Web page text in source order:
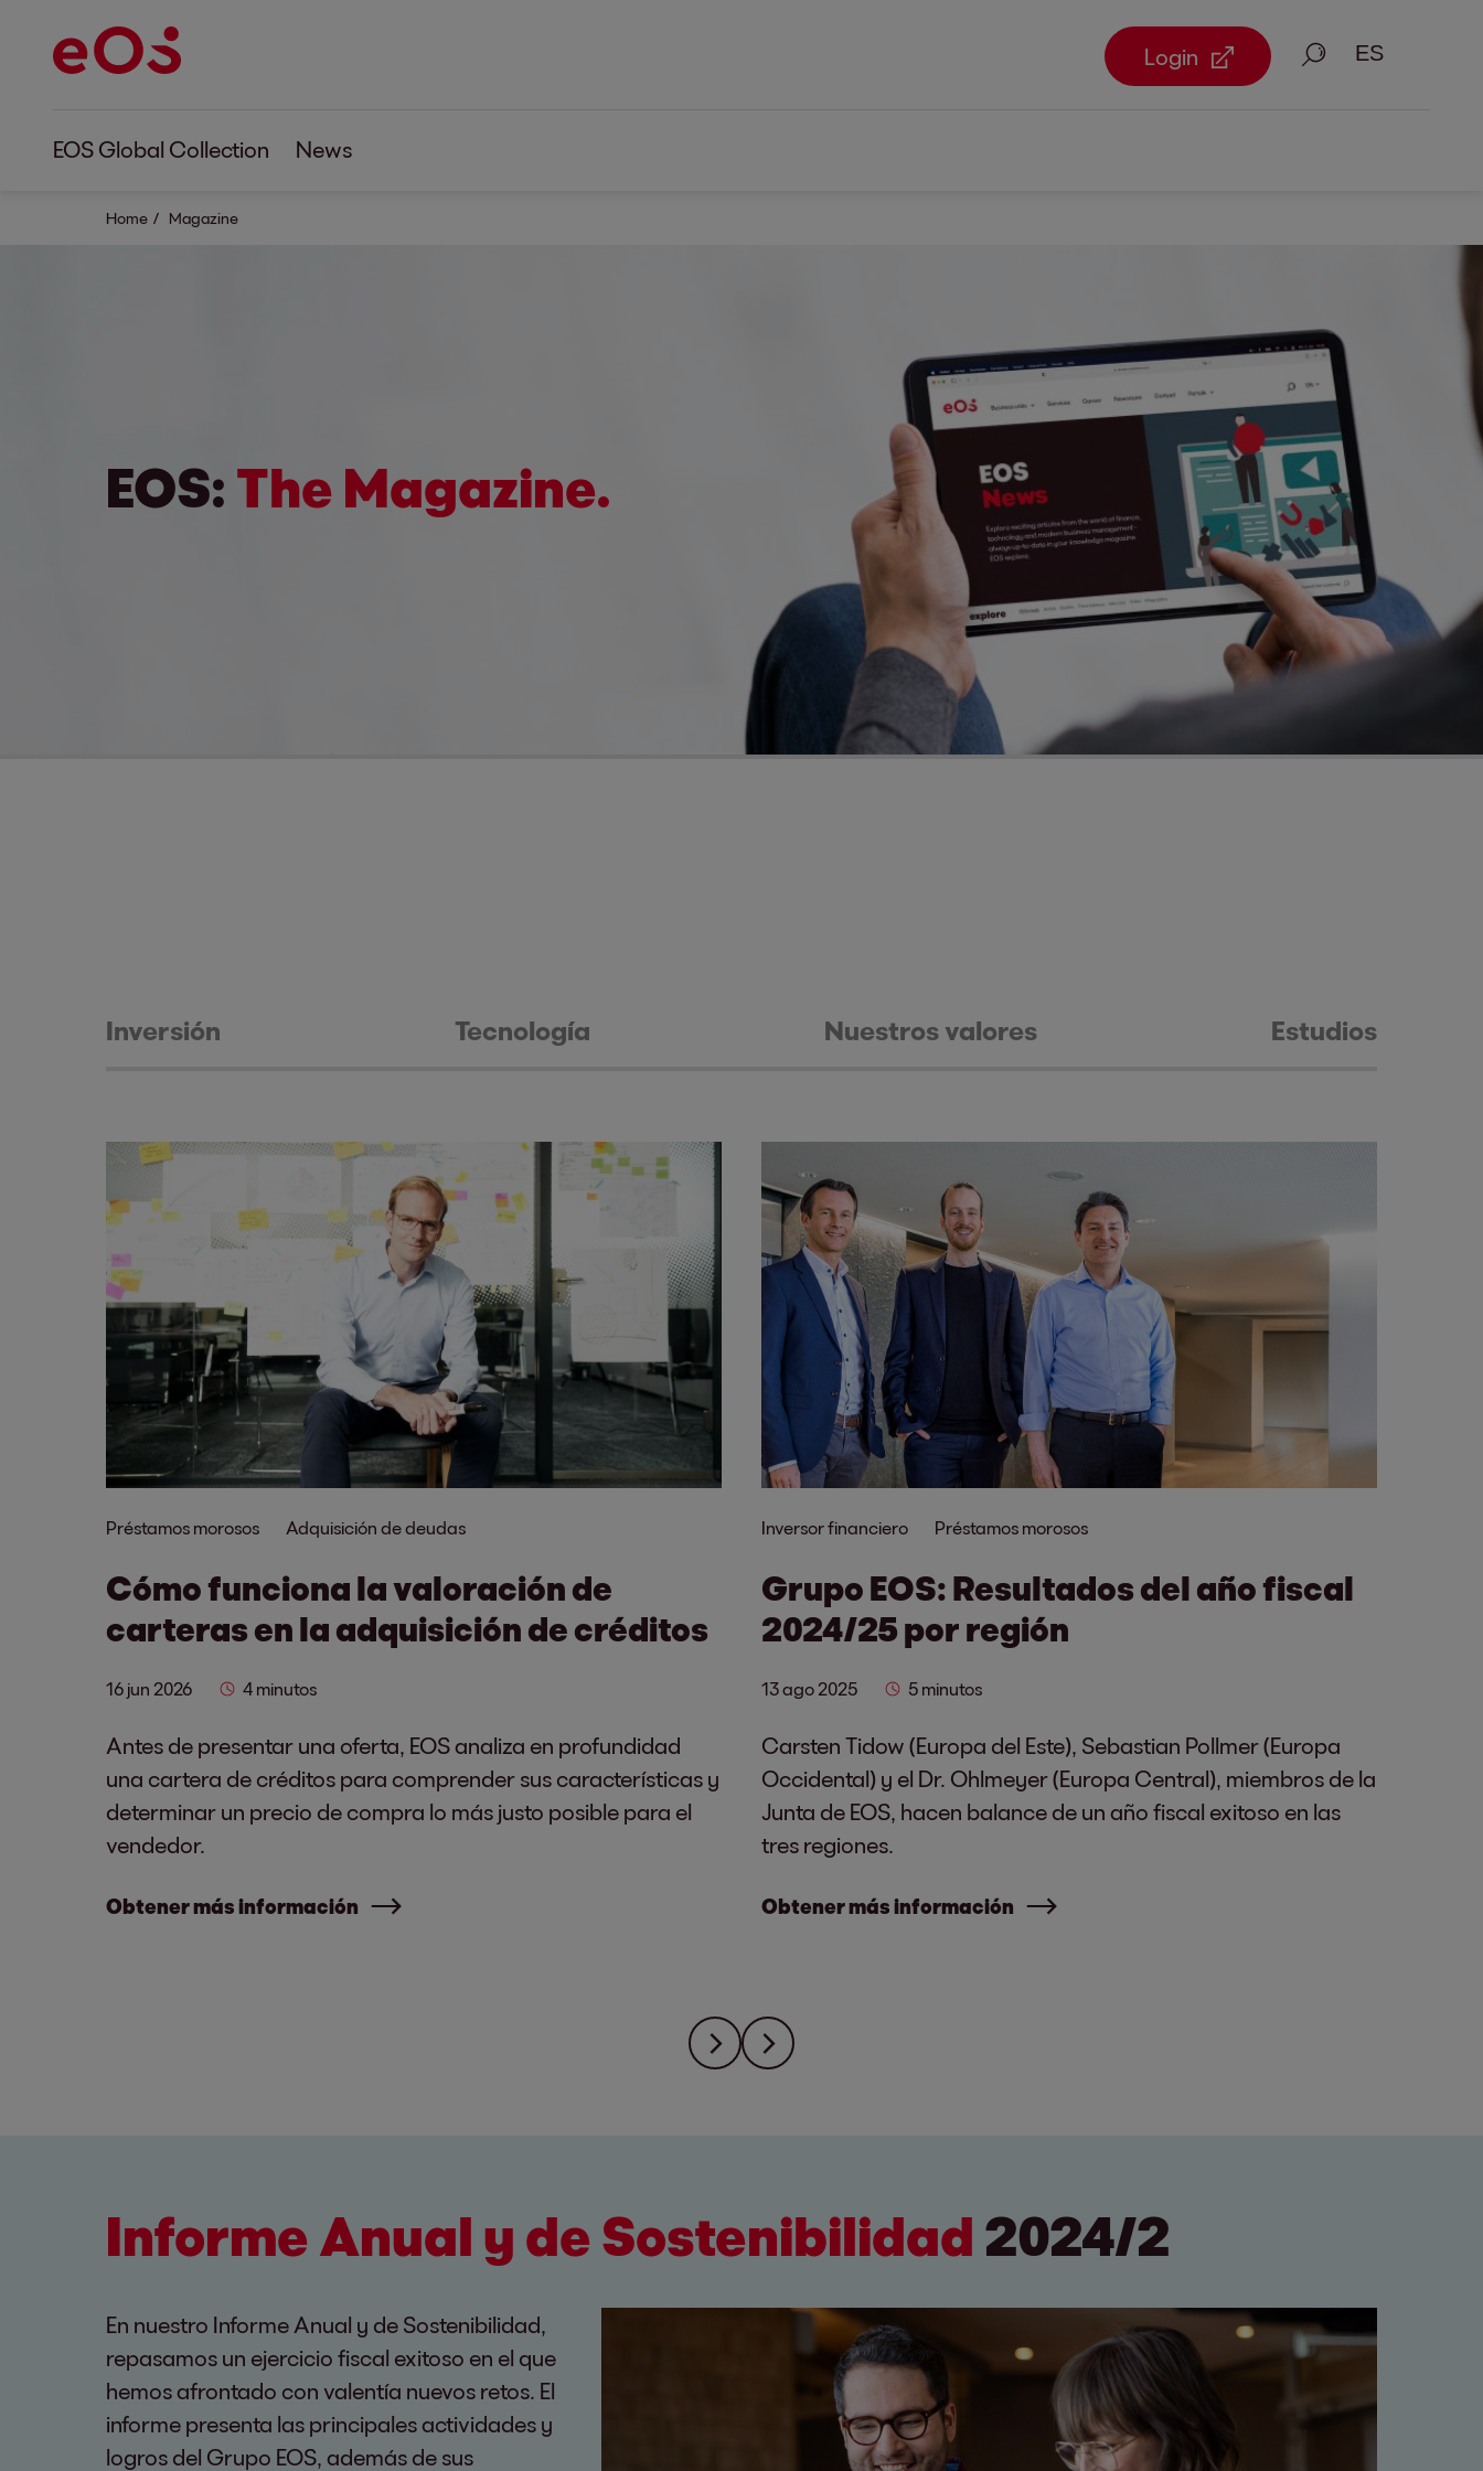
Login Busque en
EOS Global Collection News
Home Magazine
EOS: The Magazine.
Inversión Tecnología Nuestros valores Estudios
Préstamos morosos Adquisición de deudas
Cómo funciona la valoración de
carteras en la adquisición de créditos
16 jun 2026 4 minutos
Antes de presentar una oferta, EOS analiza en profundidad
una cartera de créditos para comprender sus características y
determinar un precio de compra lo más justo posible para el
vendedor.
Obtener más información
Inversor financiero Préstamos morosos
Grupo EOS: Resultados del año fiscal
2024/25 por región
13 ago 2025 5 minutos
Carsten Tidow (Europa del Este), Sebastian Pollmer (Europa
Occidental) y el Dr. Ohlmeyer (Europa Central), miembros de la
Junta de EOS, hacen balance de un año fiscal exitoso en las
tres regiones.
Obtener más información
Informe Anual y de Sostenibilidad 2024/2
En nuestro Informe Anual y de Sostenibilidad,
repasamos un ejercicio fiscal exitoso en el que
hemos afrontado con valentía nuevos retos. El
informe presenta las principales actividades y
logros del Grupo EOS, además de sus